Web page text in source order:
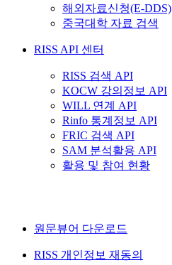
해외자료신청(E-DDS)
중국대학 자료 검색
RISS API 센터
RISS 검색 API
KOCW 강의정보 API
WILL 연계 API
Rinfo 통계정보 API
FRIC 검색 API
SAM 분석활용 API
활용 및 참여 현황
원문뷰어 다운로드
RISS 개인정보 재동의